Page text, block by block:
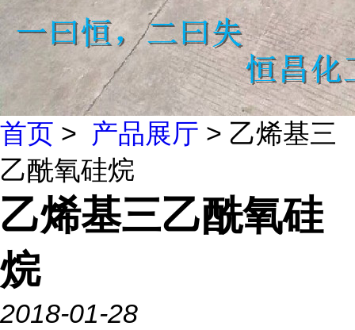
首页 > 产品展厅 > 乙烯基三
乙酰氧硅烷
乙烯基三乙酰氧硅
烷
2018-01-28